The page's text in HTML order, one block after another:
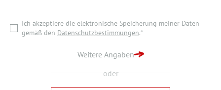
Ich akzeptiere die elektronische Speicherung meiner Daten
gemäß den Datenschutzbestimmungen.*
Weitere Angaben
oder
ZURÜCK ZUR STARTSEITE